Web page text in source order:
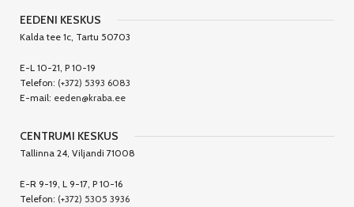
EEDENI KESKUS
Kalda tee 1c, Tartu 50703
E-L 10-21, P 10-19
Telefon: (+372) 5393 6083
E-mail: eeden@kraba.ee
CENTRUMI KESKUS
Tallinna 24, Viljandi 71008
E-R 9-19, L 9-17, P 10-16
Telefon: (+372) 5305 3936